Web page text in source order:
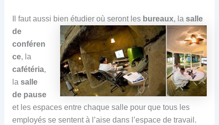
Il faut aussi bien étudier où seront les bureaux, la salle
de
conféren
ce, la
cafétéria,
la salle
de pause
et les espaces entre chaque salle pour que tous les
employés se sentent à l’aise dans l’espace de travail.